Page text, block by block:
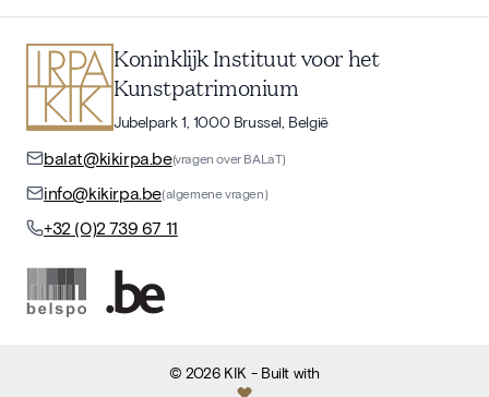
Koninklijk Instituut voor het
Kunstpatrimonium
Jubelpark 1, 1000 Brussel, België
balat@kikirpa.be(vragen over BALaT)
info@kikirpa.be(algemene vragen)
+32 (0)2 739 67 11
©2026 KIK - Built with